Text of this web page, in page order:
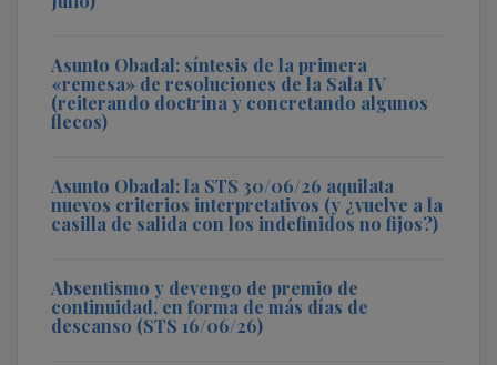
Asunto Obadal: síntesis de la primera
«remesa» de resoluciones de la Sala IV
(reiterando doctrina y concretando algunos
flecos)
Asunto Obadal: la STS 30/06/26 aquilata
nuevos criterios interpretativos (y ¿vuelve a la
casilla de salida con los indefinidos no fijos?)
Absentismo y devengo de premio de
continuidad, en forma de más días de
descanso (STS 16/06/26)